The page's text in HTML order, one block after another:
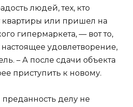
людей, тех, кто
квартиры или пришел на
гипермаркета, — вот то,
удовлетворение,
– А после сдачи объекта
приступить к новому.
делу не